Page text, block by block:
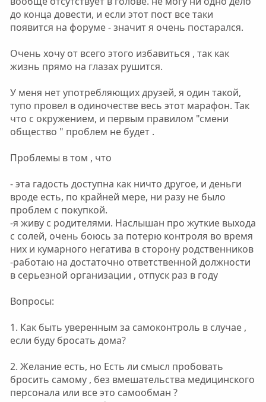
до конца довести, и если этот пост все таки
появится на форуме - значит я очень постарался.
Очень хочу от всего этого избавиться , так как
жизнь прямо на глазах рушится.
У меня нет употребляющих друзей, я один такой,
тупо провел в одиночестве весь этот марафон. Так
что с окружением, и первым правилом "смени
общество " проблем не будет .
Проблемы в том , что
- эта гадость доступна как ничто другое, и деньги
вроде есть, по крайней мере, ни разу не было
проблем с покупкой.
-я живу с родителями. Наслышан про жуткие выхода
с солей, очень боюсь за потерю контроля во время
них и кумарного негатива в сторону родственников
-работаю на достаточно ответственной должности
в серьезной организации , отпуск раз в году
Вопросы:
1. Как быть уверенным за самоконтроль в случае ,
если буду бросать дома?
2. Желание есть, но Есть ли смысл пробовать
бросить самому , без вмешательства медицинского
персонала или все это самообман ?